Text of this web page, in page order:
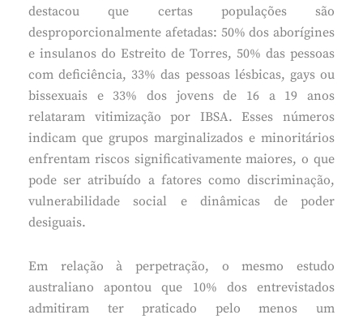
destacou que certas populações são
desproporcionalmente afetadas: 50% dos aborígines
e insulanos do Estreito de Torres, 50% das pessoas
com deficiência, 33% das pessoas lésbicas, gays ou
bissexuais e 33% dos jovens de 16 a 19 anos
relataram vitimização por IBSA. Esses números
indicam que grupos marginalizados e minoritários
enfrentam riscos significativamente maiores, o que
pode ser atribuído a fatores como discriminação,
vulnerabilidade social e dinâmicas de poder
desiguais.
Em relação à perpetração, o mesmo estudo
australiano apontou que 10% dos entrevistados
admitiram ter praticado pelo menos um